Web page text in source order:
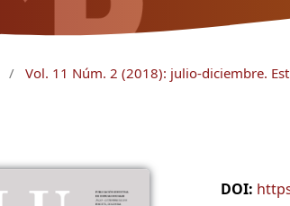
/ Vol. 11 Núm. 2 (2018): julio-diciembre.
DOI: